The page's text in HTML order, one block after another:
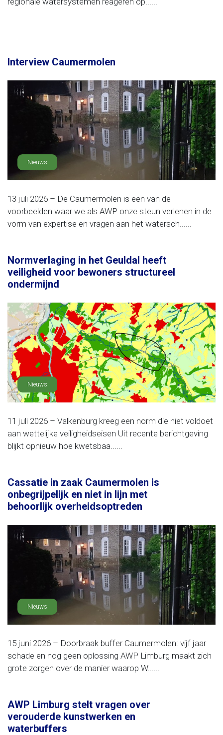
Interview Caumermolen
Nieuws
13 juli 2026 – De Caumermolen is een van de
voorbeelden waar we als AWP onze steun verlenen in de
vorm van expertise en vragen aan het watersch......
Normverlaging in het Geuldal heeft
veiligheid voor bewoners structureel
ondermijnd
Nieuws
11 juli 2026 – Valkenburg kreeg een norm die niet voldoet
aan wettelijke veiligheidseisen Uit recente berichtgeving
blijkt opnieuw hoe kwetsbaa......
Cassatie in zaak Caumermolen is
onbegrijpelijk en niet in lijn met
behoorlijk overheidsoptreden
Nieuws
15 juni 2026 – Doorbraak buffer Caumermolen: vijf jaar
schade en nog geen oplossing AWP Limburg maakt zich
grote zorgen over de manier waarop W......
AWP Limburg stelt vragen over
verouderde kunstwerken en
waterbuffers